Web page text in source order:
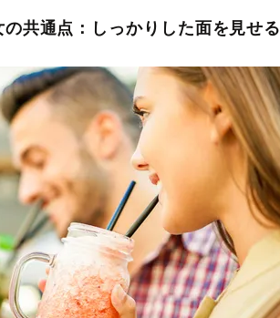
共通点：しっかりした面を見せる